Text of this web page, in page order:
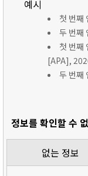
예시
첫 번째
두 번째
첫 번
[APA],
두 번째
정보를 확인할 수
없는 정보